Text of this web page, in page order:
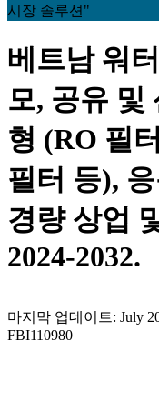
시장 솔루션"
베트남 워
모, 공유 및
형 (RO 필
필터 등),
경량 상업
2024-2032.
마지막 업데이트: July
FBI110980